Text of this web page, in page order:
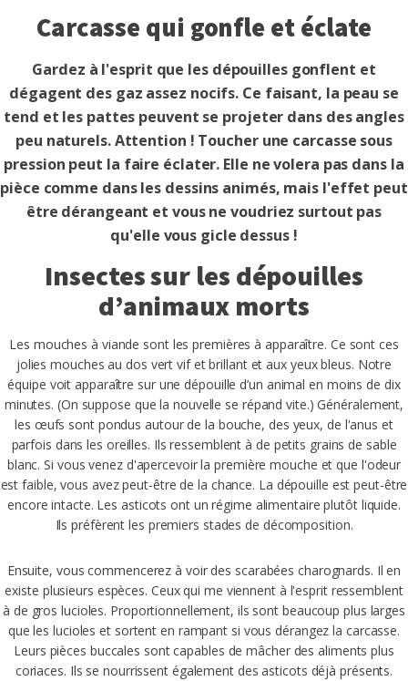
Carcasse qui gonfle et éclate
Gardez à l'esprit que les dépouilles gonflent et
dégagent des gaz assez nocifs. Ce faisant, la peau se
tend et les pattes peuvent se projeter dans des angles
peu naturels. Attention ! Toucher une carcasse sous
pression peut la faire éclater. Elle ne volera pas dans la
pièce comme dans les dessins animés, mais l'effet peut
être dérangeant et vous ne voudriez surtout pas
qu'elle vous gicle dessus !
Insectes sur les dépouilles
d’animaux morts
Les mouches à viande sont les premières à apparaître. Ce sont ces
jolies mouches au dos vert vif et brillant et aux yeux bleus. Notre
équipe voit apparaître sur une dépouille d’un animal en moins de dix
minutes. (On suppose que la nouvelle se répand vite.) Généralement,
les œufs sont pondus autour de la bouche, des yeux, de l'anus et
parfois dans les oreilles. Ils ressemblent à de petits grains de sable
blanc. Si vous venez d'apercevoir la première mouche et que l'odeur
est faible, vous avez peut-être de la chance. La dépouille est peut-être
encore intacte. Les asticots ont un régime alimentaire plutôt liquide.
Ils préfèrent les premiers stades de décomposition.
Ensuite, vous commencerez à voir des scarabées charognards. Il en
existe plusieurs espèces. Ceux qui me viennent à l'esprit ressemblent
à de gros lucioles. Proportionnellement, ils sont beaucoup plus larges
que les lucioles et sortent en rampant si vous dérangez la carcasse.
Leurs pièces buccales sont capables de mâcher des aliments plus
coriaces. Ils se nourrissent également des asticots déjà présents.